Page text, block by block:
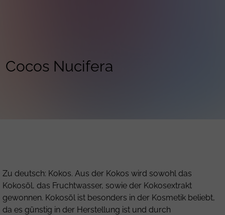
Cocos Nucifera
Zu deutsch: Kokos. Aus der Kokos wird sowohl das
Kokosöl, das Fruchtwasser, sowie der Kokosextrakt
gewonnen. Kokosöl ist besonders in der Kosmetik beliebt,
da es günstig in der Herstellung ist und durch